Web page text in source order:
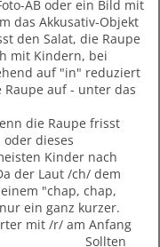
AB oder ein Bild mit
das Akkusativ-Objekt
den Salat, die Raupe
mit Kindern, bei
auf "in" reduziert
auf - unter das
die Raupe frisst
oder dieses
Kinder nach
der Laut /ch/ dem
"chap, chap,
ein ganz kurzer.
mit /r/ am Anfang
Sollten